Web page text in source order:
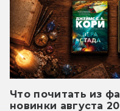
Что почитать из
новинки августа